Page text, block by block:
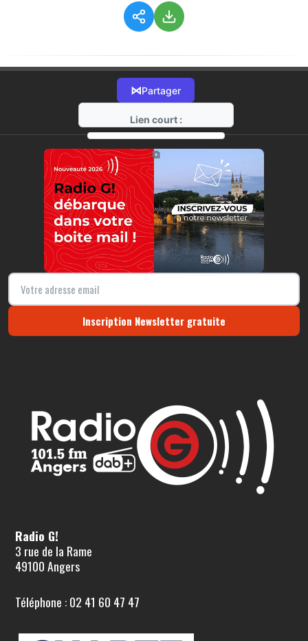
⋈Partager
Lien court :
https://radio-g.fr?5368
⧉
Inscription Newsletter gratuite
Radio G!
3 rue de la Rame
49100 Angers
Téléphone : 02 41 60 47 47